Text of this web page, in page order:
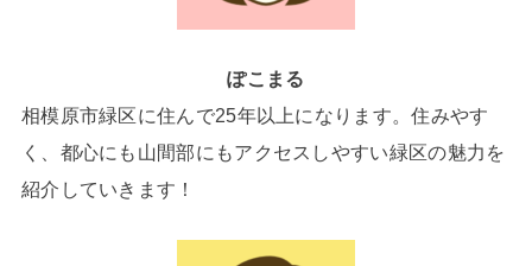
ぽこまる
相模原市緑区に住んで25年以上になります。住みやす
く、都心にも山間部にもアクセスしやすい緑区の魅力を
紹介していきます！